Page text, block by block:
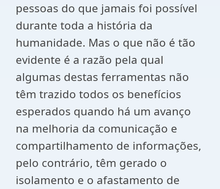
pessoas do que jamais foi possível
durante toda a história da
humanidade. Mas o que não é tão
evidente é a razão pela qual
algumas destas ferramentas não
têm trazido todos os benefícios
esperados quando há um avanço
na melhoria da comunicação e
compartilhamento de informações,
pelo contrário, têm gerado o
isolamento e o afastamento de